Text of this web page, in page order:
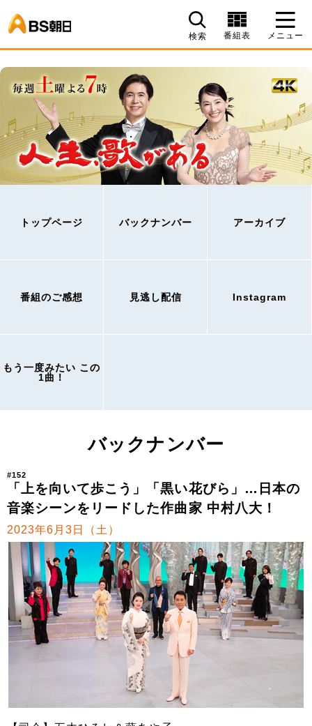
検索 番組表 メニュー
トップページ バックナンバー アーカイブ
番組のご感想 見逃し配信 Instagram
もう一度みたい この
1曲！
バックナンバー
#152
「上を向いて歩こう」「黒い花びら」…日本の
音楽シーンをリードした作曲家 中村八大！
2023年6月3日（土）